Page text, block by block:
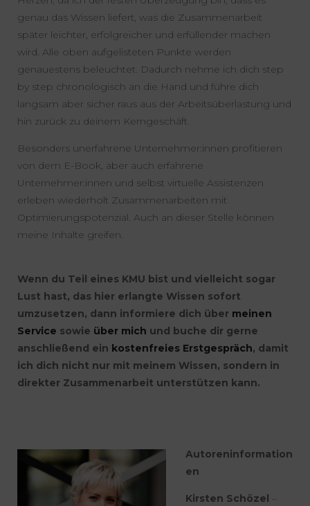
genau das Wissen liefert, was die Zusammenarbeit
später leichter, erfolgreicher und erfüllender machen
wird. Alle oben aufgelisteten Punkte werden
genauestens beleuchtet. Dadurch nehme ich dich step
by step chronologisch an die Hand und führe dich
langsam aber sicher raus aus der Arbeitsüberlastung und
hin zurück zu deinem Kerngeschäft.
Besonders unerfahrene Unternehmer:innen profitieren
von dem E-Book, aber auch erfahrene
Unternehmer:innen und selbst virtuelle Assistenzen
erleben wiederholt Zusammenarbeiten mit
Optimierungspotenzial. Auch an dieser Stelle können
meine Inhalte greifen.
Wenn du Teil eines KMU bist und vielleicht sogar
Lust hast, das hier erlangte Wissen sofort
umzusetzen, dann informiere dich über meinen
Service sowie über mich und buche dir gerne
anschließend ein kostenfreies Erstgespräch, damit
ich dich nicht nur mit meinem Wissen, sondern in
direkter Zusammenarbeit unterstützen kann.
Autoreninformation
en
Kirsten Schözel